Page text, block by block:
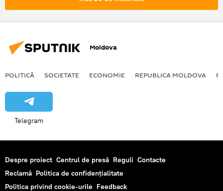
Știri din Moldova
Moldova
POLITICĂ SOCIETATE ECONOMIE REPUBLICA MOLDOVA
Telegram
Despre proiect Centrul de presă Reguli Contacte
Reclamă Politica de confidențialitate
Politica privind cookie-urile Feedback